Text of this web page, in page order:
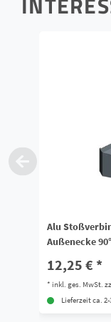
Alu
Außenecke
12,25 € *
*inkl. ges. MwSt.
Lieferzeit ca.